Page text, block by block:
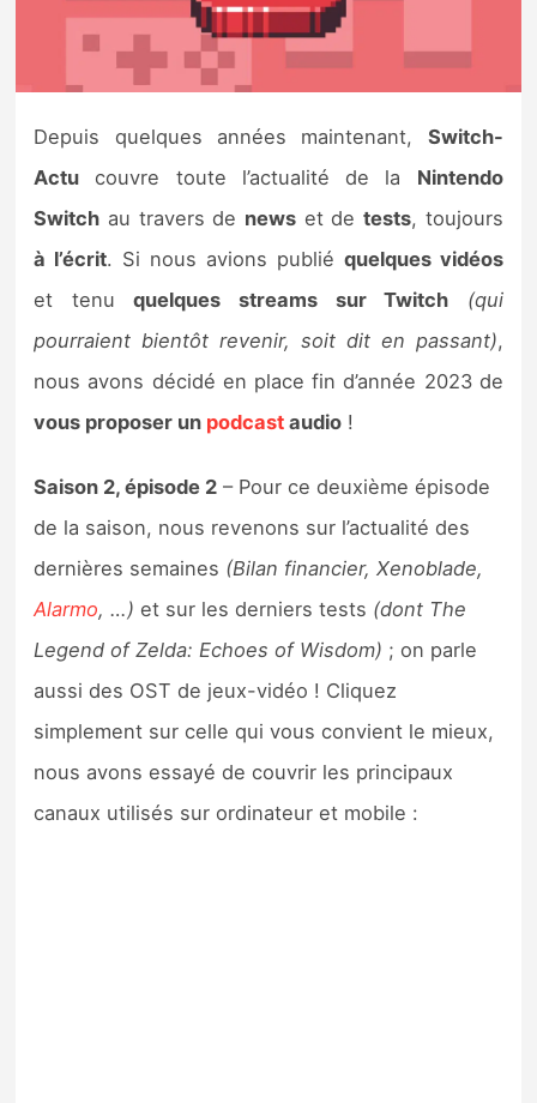
Tests et previews
Tests de jeux
Tests d’accessoires
Previews
Précommandes
Précommandes jeux Switch 2
Bons plans
Guides
Depuis quelques années maintenant, Switch-
Actu couvre toute l’actualité de la Nintendo
Switch au travers de newset detests, toujours
à l’écrit. Si nous avions publié quelques vidéos
et tenuquelques streams sur Twitch
(qui
pourraient bientôt revenir, soit dit en passant),
nous avons décidé en place fin d’année 2023 de
vous proposer un podcast audio !
Saison 2, épisode 2 – Pour ce deuxième épisode
de la saison, nous revenons sur l’actualité des
dernières semaines (Bilan financier, Xenoblade,
Alarmo, …) et sur les derniers tests (dont The
Legend of Zelda: Echoes of Wisdom) ; on parle
aussi des OST de jeux-vidéo ! Cliquez
simplement sur celle qui vous convient le mieux,
nous avons essayé de couvrir les principaux
canaux utilisés sur ordinateur et mobile :